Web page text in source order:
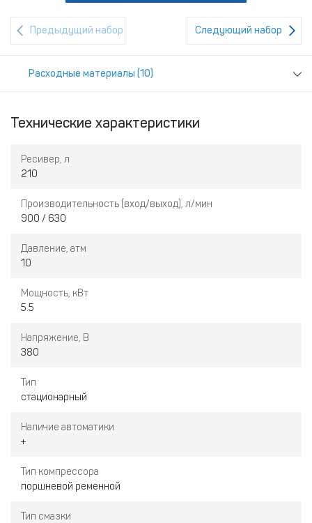
Предыдущий набор Следующий набор
Расходные материалы (10)
Технические характеристики
Ресивер, л
210
Производительность (вход/выход), л/мин
900 / 630
Давление, атм
10
Мощность, кВт
5.5
Напряжение, В
380
Тип
стационарный
Наличие автоматики
+
Тип компрессора
поршневой ременной
Тип смазки